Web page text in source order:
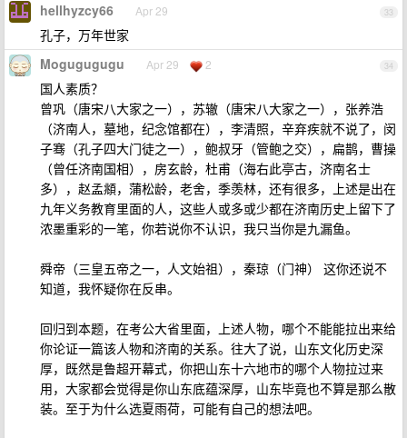
33
hellhyzcy66 Apr 29
孔子，万年世家
34
Mogugugugu Apr 29 2
国人素质？
曾巩（唐宋八大家之一），苏辙（唐宋八大家之一），张养浩
（济南人，墓地，纪念馆都在），李清照，辛弃疾就不说了，闵
子骞（孔子四大门徒之一），鲍叔牙（管鲍之交），扁鹊，曹操
（曾任济南国相），房玄龄，杜甫（海右此亭古，济南名士
多），赵孟頫，蒲松龄，老舍，季羡林，还有很多，上述是出在
九年义务教育里面的人，这些人或多或少都在济南历史上留下了
浓墨重彩的一笔，你若说你不认识，我只当你是九漏鱼。
舜帝（三皇五帝之一，人文始祖），秦琼（门神） 这你还说不
知道，我怀疑你在反串。
回归到本题，在考公大省里面，上述人物，哪个不能能拉出来给
你论证一篇该人物和济南的关系。往大了说，山东文化历史深
厚，既然是鲁超开幕式，你把山东十六地市的哪个人物拉过来
用，大家都会觉得是你山东底蕴深厚，山东毕竟也不算是那么散
装。至于为什么选夏雨荷，可能有自己的想法吧。